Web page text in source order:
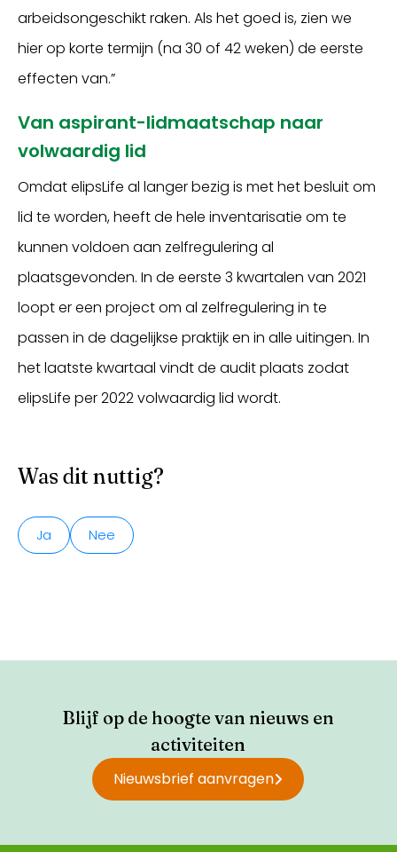
arbeidsongeschikt raken. Als het goed is, zien we
hier op korte termijn (na 30 of 42 weken) de eerste
effecten van.”
Van aspirant-lidmaatschap naar
volwaardig lid
Omdat elipsLife al langer bezig is met het besluit om
lid te worden, heeft de hele inventarisatie om te
kunnen voldoen aan zelfregulering al
plaatsgevonden. In de eerste 3 kwartalen van 2021
loopt er een project om al zelfregulering in te
passen in de dagelijkse praktijk en in alle uitingen. In
het laatste kwartaal vindt de audit plaats zodat
elipsLife per 2022 volwaardig lid wordt.
Was dit nuttig?
Ja Nee
Blijf op de hoogte van nieuws en
activiteiten
Nieuwsbrief aanvragen